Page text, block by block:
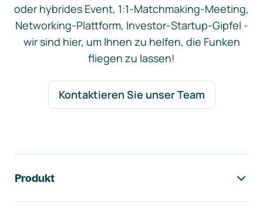
oder hybrides Event, 1:1-Matchmaking-Meeting,
Networking-Plattform, Investor-Startup-Gipfel -
wir sind hier, um Ihnen zu helfen, die Funken
fliegen zu lassen!
Kontaktieren Sie unser Team
Produkt